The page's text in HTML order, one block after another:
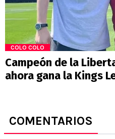
COLO COLO
Campeón de la
ahora gana la Kings
COMENTARIOS